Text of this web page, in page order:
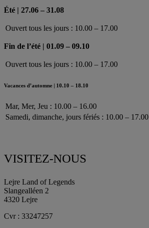
Été | 27.06 – 31.08
Ouvert tous les jours : 10.00 – 17.00
Fin de l’été | 01.09 – 09.10
Ouvert tous les jours : 10.00 – 17.00
Vacances d’automne | 10.10 – 18.10
Mar, Mer, Jeu : 10.00 – 16.00
Samedi, dimanche, jours fériés : 10.00 – 17.00
VISITEZ-NOUS
Lejre Land of Legends
Slangealléen 2
4320 Lejre
Cvr : 33247257